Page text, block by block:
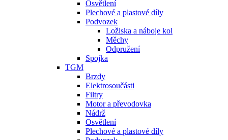
Osvětlení
Plechové a plastové díly
Podvozek
Ložiska a náboje kol
Měchy
Odpružení
Spojka
TGM
Brzdy
Elektrosoučásti
Filtry
Motor a převodovka
Nádrž
Osvětlení
Plechové a plastové díly